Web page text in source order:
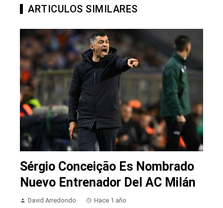
ARTICULOS SIMILARES
Sérgio Conceição Es Nombrado
Nuevo Entrenador Del AC Milán
David Arredondo Hace 1 año